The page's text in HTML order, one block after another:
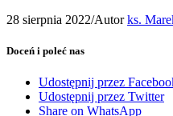
28 sierpnia 2022/Autorks.
Doceń i poleć nas
Udostępnij przez
Udostępnij przez Twitter
Share on WhatsApp